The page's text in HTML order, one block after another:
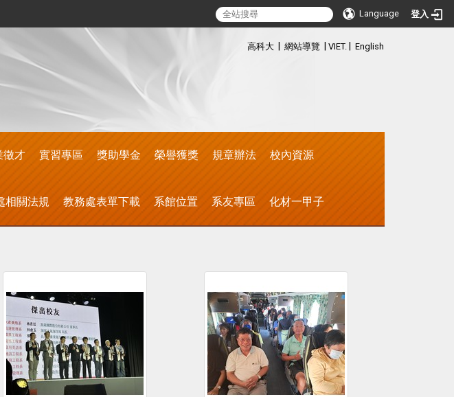
Language 登入
高科大 網站導覽 VIET. English
徵才 實習專區 獎助學金 榮譽獲獎 規章辦法 校內資源
相關法規 教務處表單下載 系館位置 系友專區 化材一甲子